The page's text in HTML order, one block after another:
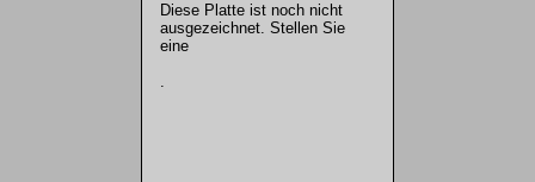
Diese Platte ist noch nicht
ausgezeichnet. Stellen Sie
eine
.